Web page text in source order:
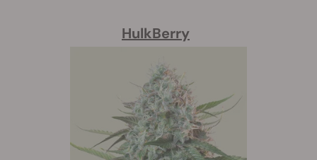
HulkBerry